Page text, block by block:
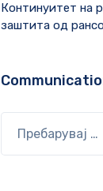
Континуитет на
заштита од